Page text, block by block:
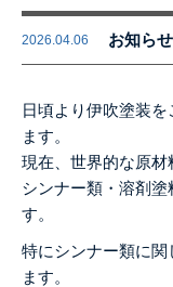
2026.04.06 お知ら
日頃より伊吹塗装
ます。
現在、世界的な原材
シンナー類・溶剤
す。
特にシンナー類に関
ます。